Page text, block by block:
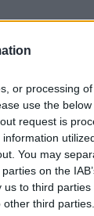
or processing
use the
request is
You may
on the
us to third parties
third parties.